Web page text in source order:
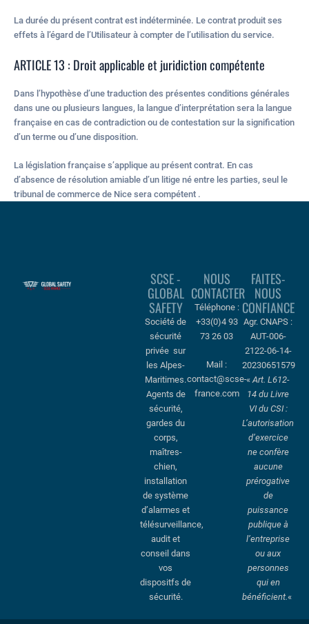
La durée du présent contrat est indéterminée. Le contrat produit ses
effets à l’égard de l’Utilisateur à compter de l’utilisation du service.
ARTICLE 13 : Droit applicable et juridiction compétente
Dans l’hypothèse d’une traduction des présentes conditions générales
dans une ou plusieurs langues, la langue d’interprétation sera la langue
française en cas de contradiction ou de contestation sur la signification
d’un terme ou d’une disposition.
La législation française s’applique au présent contrat. En cas
d’absence de résolution amiable d’un litige né entre les parties, seul le
tribunal de commerce de Nice sera compétent .
SCSE -
GLOBAL
SAFETY
Société de
sécurité
privée sur
les Alpes-
Maritimes.
Agents de
sécurité,
gardes du
corps,
maîtres-
chien,
installation
de système
d’alarmes et
télésurveillance,
audit et
conseil dans
vos
dispositfs de
sécurité.
NOUS
CONTACTER
Téléphone :
+33(0)4 93
73 26 03
Mail :
contact@scse-
france.com
FAITES-
NOUS
CONFIANCE
Agr. CNAPS :
AUT-006-
2122-06-14-
20230651579
«Art. L612-
14 du Livre
VI du CSI :
L’autorisation
d’exercice
ne confère
aucune
prérogative
de
puissance
publique à
l’entreprise
ou aux
personnes
qui en
bénéficient.«